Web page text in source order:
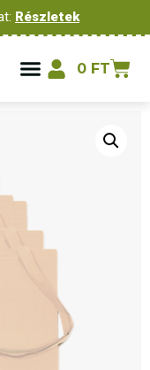
Részletek
0 FT